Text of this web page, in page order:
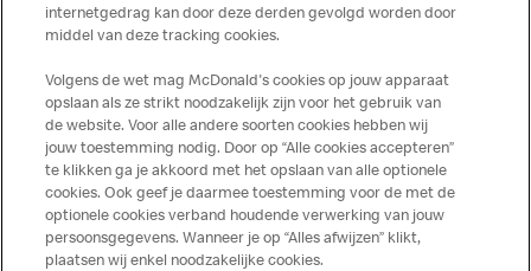
toepassing op de in Nederland verkochte producten. Voor
meer informatie over voedingswaarden en allergenen kijk
op de McDonald's website of in de McDonald’s App.
Publicatiefouten voorbehouden.
Over ons
Services
internetgedrag kan door deze derden gevolgd worden door
middel van deze tracking cookies.
Volgens de wet mag McDonald's cookies op jouw apparaat
opslaan als ze strikt noodzakelijk zijn voor het gebruik van
de website. Voor alle andere soorten cookies hebben wij
jouw toestemming nodig. Door op “Alle cookies accepteren”
te klikken ga je akkoord met het opslaan van alle optionele
cookies. Ook geef je daarmee toestemming voor de met de
optionele cookies verband houdende verwerking van jouw
persoonsgegevens. Wanneer je op “Alles afwijzen” klikt,
plaatsen wij enkel noodzakelijke cookies.